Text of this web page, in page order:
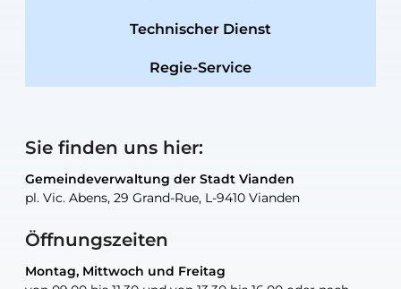
Technischer Dienst
Regie-Service
Sie finden uns hier:
Gemeindeverwaltung der Stadt Vianden
pl. Vic. Abens, 29 Grand-Rue, L-9410 Vianden
Öffnungszeiten
Montag, Mittwoch und Freitag
Gemeindeverwaltung der Stadt Vianden
pl. Vic. Abens, 29 Grand-Rue, L-9410 Vianden
Montag, Mittwoch und Freitag
Gemeindeverwaltung der Stadt Vianden
pl. Vic. Abens, 29 Grand-Rue, L-9410 Vianden
nur nach Vereinbarung
Gemeindeverwaltung der Stadt Vianden
pl. Vic. Abens, 29 Grand-Rue, L-9410 Vianden
nur nach Vereinbarung
Gemeindewerkstatt der Stadt Vianden
30, rue Neugarten, L-9422 Vianden
nur nach Vereinbarung